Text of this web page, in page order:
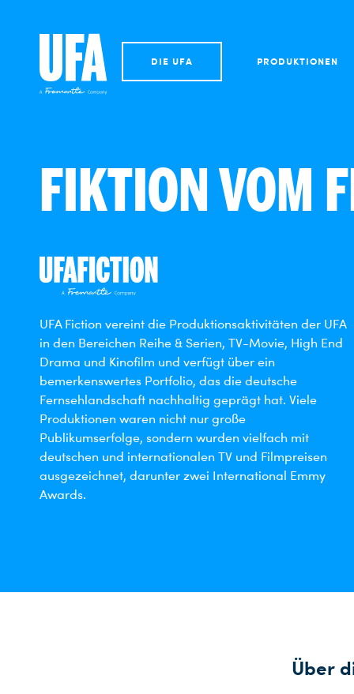
DIE UFA PRODUKTIONEN
FIKTION VOM
UFA Fiction vereint die Produktionsaktivitäten der UFA
in den Bereichen Reihe & Serien, TV-Movie, High End
Drama und Kinofilm und verfügt über ein
bemerkenswertes Portfolio, das die deutsche
Fernsehlandschaft nachhaltig geprägt hat. Viele
Produktionen waren nicht nur große
Publikumserfolge, sondern wurden vielfach mit
deutschen und internationalen TV und Filmpreisen
ausgezeichnet, darunter zwei International Emmy
Awards.
Über